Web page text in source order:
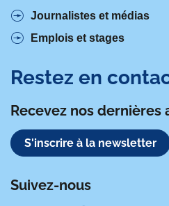
Journalistes et médias
Emplois et stages
Restez en
Recevez nos dernières
S'inscrire à la newsletter
Suivez-nous